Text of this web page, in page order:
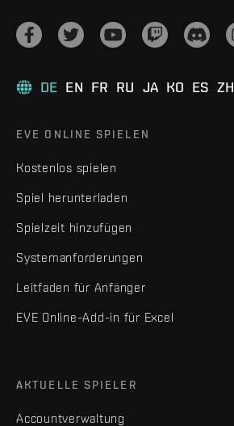
DE EN FR RU JA KO ES ZH
EVE ONLINE SPIELEN
Kostenlos spielen
Spiel herunterladen
Spielzeit hinzufügen
Systemanforderungen
Leitfaden für Anfänger
EVE Online-Add-in für Excel
AKTUELLE SPIELER
Accountverwaltung